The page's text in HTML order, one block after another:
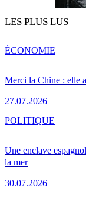
LES PLUS LUS
Merci la Chine : elle
27.07.2026
ÉCONOMIE
Une enclave
la mer
30.07.2026
POLITIQUE